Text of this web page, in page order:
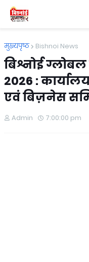
मुख्यपृष्ठ Bishnoi News
बिश्नोई
2026 :
एवं बिज़नेस
Admin 7:00:00 pm